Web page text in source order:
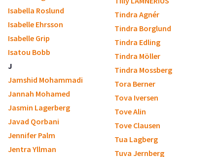
Isabella Roslund
Isabelle Ehrsson
Isabelle Grip
Isatou Bobb
J
Jamshid Mohammadi
Jannah Mohamed
Jasmin Lagerberg
Javad Qorbani
Jennifer Palm
Jentra Yllman
Tindra Agnér
Tindra Borglund
Tindra Edling
Tindra Möller
Tindra Mossberg
Tora Berner
Tova Iversen
Tove Alin
Tove Clausen
Tua Lagberg
Tuva Jernberg